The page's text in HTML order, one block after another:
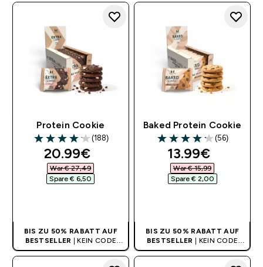
Protein Cookie
4.15 out of 5 stars
(188)
discounted price
20.99€‎
War € 27,49‎
Spare € 6,50‎
BIS ZU 50% RABATT AUF
BESTSELLER | KEIN CODE
BENÖTIGT
Baked Protein Cookie
4.16 out of 5 stars
(56)
discounted
13.99€‎
War € 15,99‎
Spare € 2,00‎
BIS ZU 50% RABATT AUF
BESTSELLER | KEIN CODE
BENÖTIGT